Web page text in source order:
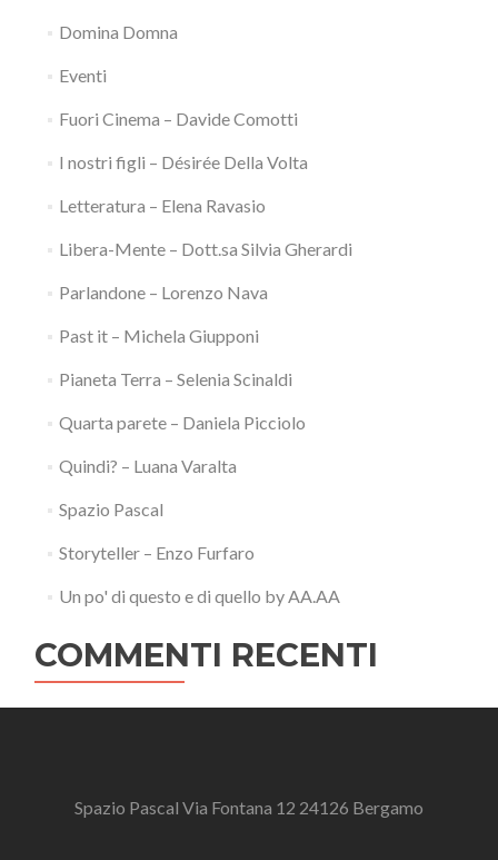
Domina Domna
Eventi
Fuori Cinema – Davide Comotti
I nostri figli – Désirée Della Volta
Letteratura – Elena Ravasio
Libera-Mente – Dott.sa Silvia Gherardi
Parlandone – Lorenzo Nava
Past it – Michela Giupponi
Pianeta Terra – Selenia Scinaldi
Quarta parete – Daniela Picciolo
Quindi? – Luana Varalta
Spazio Pascal
Storyteller – Enzo Furfaro
Un po' di questo e di quello by AA.AA
COMMENTI RECENTI
Spazio Pascal Via Fontana 12 24126 Bergamo